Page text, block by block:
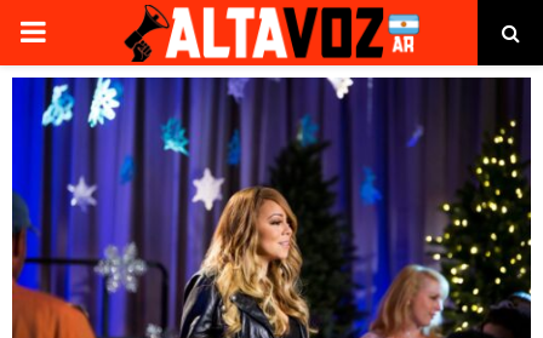
PRIMARY
MENU